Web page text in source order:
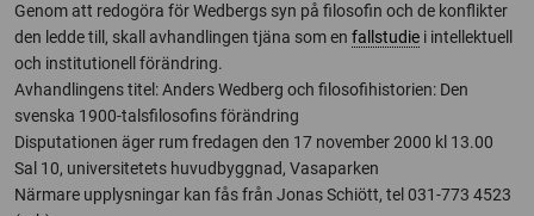
Genom att redogöra för Wedbergs syn på filosofin och de konflikter
den ledde till, skall avhandlingen tjäna som en fallstudie i intellektuell
och institutionell förändring.
Avhandlingens titel: Anders Wedberg och filosofihistorien: Den
svenska 1900-talsfilosofins förändring
Disputationen äger rum fredagen den 17 november 2000 kl 13.00
Sal 10, universitetets huvudbyggnad, Vasaparken
Närmare upplysningar kan fås från Jonas Schiött, tel 031-773 4523